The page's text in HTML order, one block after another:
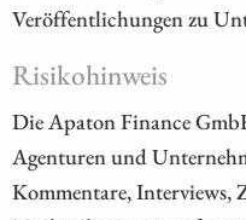
Veröffentlichungen zu
Risikohinweis
Die Apaton Finance
Agenturen und
Kommentare, Interviews,